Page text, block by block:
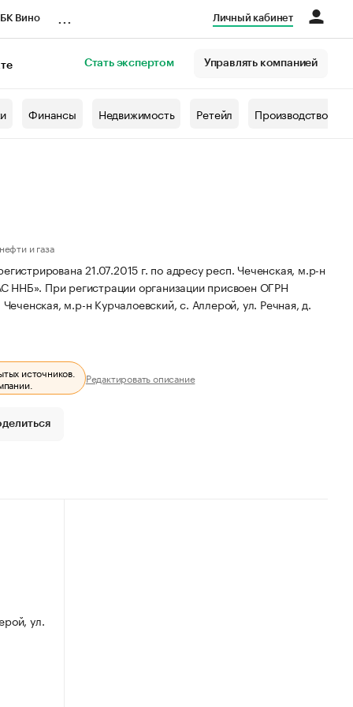
Вино Личный кабинет
Стать экспертом Управлять компанией
Финансы Недвижимость Ретейл Производство
и газа
21.07.2015 г. по адресу респ. Чеченская, м.р-н
ННБ». При регистрации организации присвоен ОГРН
м.р-н Курчалоевский, с. Аллерой, ул. Речная, д.
источников. Редактировать описание
ул.